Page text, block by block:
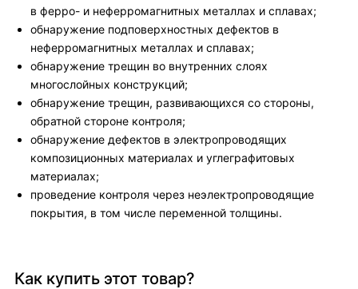
в ферро- и неферромагнитных металлах и сплавах;
обнаружение подповерхностных дефектов в
неферромагнитных металлах и сплавах;
обнаружение трещин во внутренних слоях
многослойных конструкций;
обнаружение трещин, развивающихся со стороны,
обратной стороне контроля;
обнаружение дефектов в электропроводящих
композиционных материалах и углеграфитовых
материалах;
проведение контроля через неэлектропроводящие
покрытия, в том числе переменной толщины.
Как купить этот товар?